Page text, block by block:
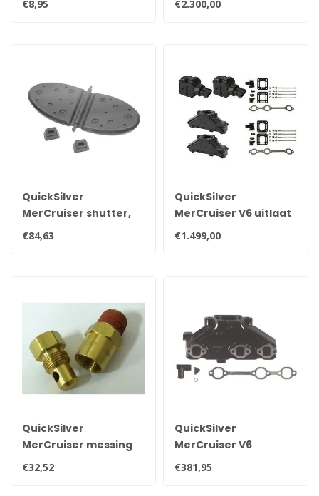
€8,95 €2.300,00
QuickSilver
MerCruiser shutter,
uitlaat terugslag klep
€84,63
QuickSilver
MerCruiser V6 uitlaat
spruitstuk set
€1.499,00
QuickSilver
MerCruiser messing
aftap plug 22-87238
€32,52
QuickSilver
MerCruiser V6
origineel uitlaat
€381,95